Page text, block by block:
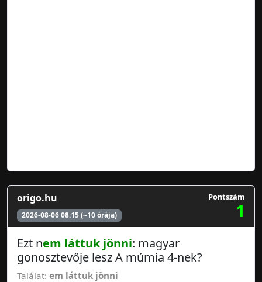
origo.hu
2026-08-06 08:15 (~10 órája)
Pontszám
1
Ezt nem láttuk jönni: magyar
gonosztevője lesz A múmia 4-nek?
Találat: em láttuk jönni